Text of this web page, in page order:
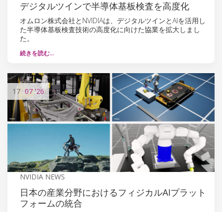
デジタルツインで半導体基板検査を高度化
オムロン株式会社とNVIDIAは、デジタルツインとAIを活用し
た半導体基板検査技術の高度化に向けた協業を拡大しまし
た。
続きを読む…
17 07'26
NVIDIA NEWS
日本の産業分野におけるフィジカルAIプラット
フォームの統合